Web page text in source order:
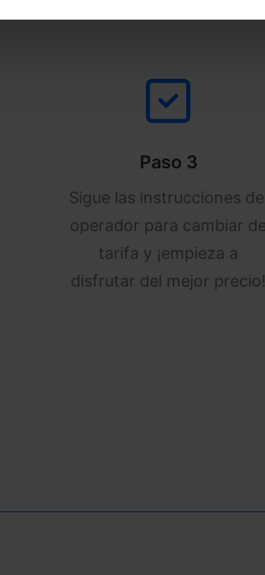
Paso 3
Sigue las instrucciones
operador para cambiar de
tarifa y ¡empieza a
disfrutar del mejor precio!